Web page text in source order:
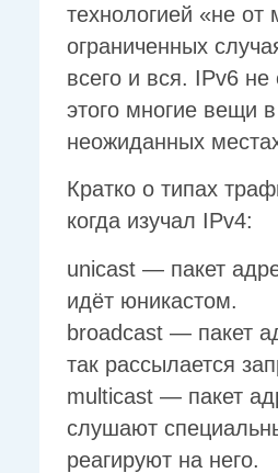
технологией «не от
ограниченных
всего и вся. IPv6
этого многие вещи
неожиданных
Кратко о типах
когда изучал IPv4:
unicast — пакет
идёт юникастом.
broadcast — пакет
так рассылается
multicast — пакет
слушают
реагируют на него.